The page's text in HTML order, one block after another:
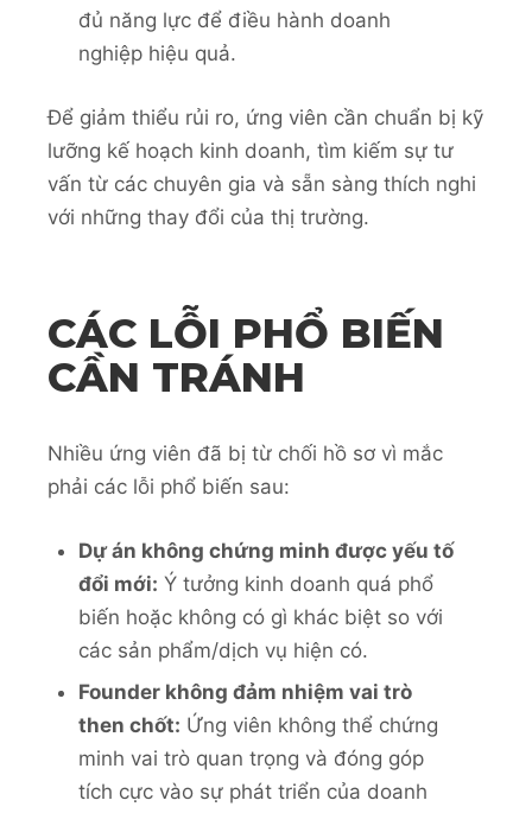
đủ năng lực để điều hành doanh
nghiệp hiệu quả.
Để giảm thiểu rủi ro, ứng viên cần chuẩn bị kỹ
lưỡng kế hoạch kinh doanh, tìm kiếm sự tư
vấn từ các chuyên gia và sẵn sàng thích nghi
với những thay đổi của thị trường.
CÁC LỖI PHỔ BIẾN
CẦN TRÁNH
Nhiều ứng viên đã bị từ chối hồ sơ vì mắc
phải các lỗi phổ biến sau:
Dự án không chứng minh được yếu tố
đổi mới: Ý tưởng kinh doanh quá phổ
biến hoặc không có gì khác biệt so với
các sản phẩm/dịch vụ hiện có.
Founder không đảm nhiệm vai trò
then chốt: Ứng viên không thể chứng
minh vai trò quan trọng và đóng góp
tích cực vào sự phát triển của doanh